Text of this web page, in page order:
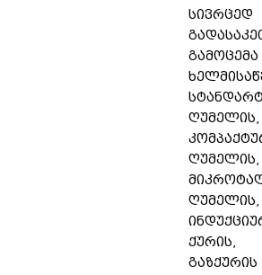
სივრცედ
გამოცემა
ღუმელის,
ღუმელის,
ღუმელის,
ქურის,
გაზქურის